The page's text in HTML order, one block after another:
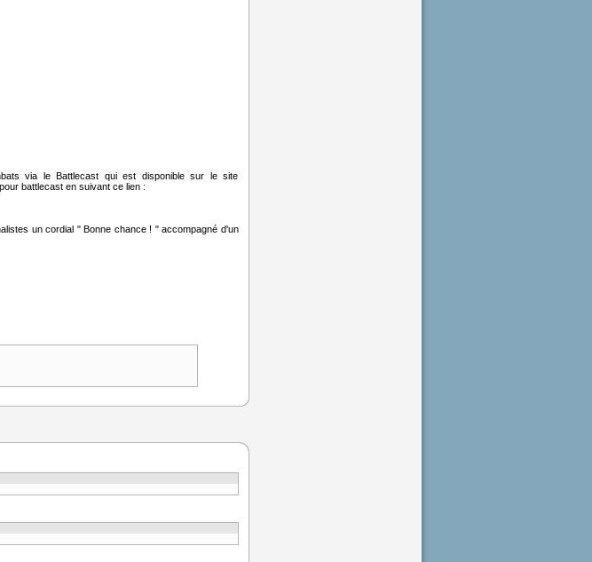
via le Battlecast qui est disponible sur le site
battlecast en suivant ce lien :
un cordial " Bonne chance ! " accompagné d'un